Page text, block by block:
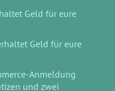
Geld für eure
Geld für eure
Anmeldung
und zwei